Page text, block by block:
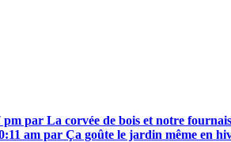
pm par La corvée de bois et notre
am par Ça goûte le jardin même en